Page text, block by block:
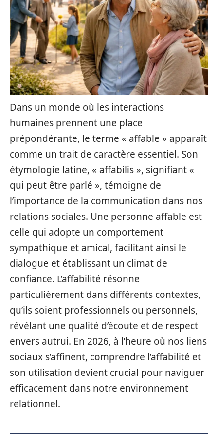
Dans un monde où les interactions
humaines prennent une place
prépondérante, le terme « affable » apparaît
comme un trait de caractère essentiel. Son
étymologie latine, « affabilis », signifiant «
qui peut être parlé », témoigne de
l’importance de la communication dans nos
relations sociales. Une personne affable est
celle qui adopte un comportement
sympathique et amical, facilitant ainsi le
dialogue et établissant un climat de
confiance. L’affabilité résonne
particulièrement dans différents contextes,
qu’ils soient professionnels ou personnels,
révélant une qualité d’écoute et de respect
envers autrui. En 2026, à l’heure où nos liens
sociaux s’affinent, comprendre l’affabilité et
son utilisation devient crucial pour naviguer
efficacement dans notre environnement
relationnel.